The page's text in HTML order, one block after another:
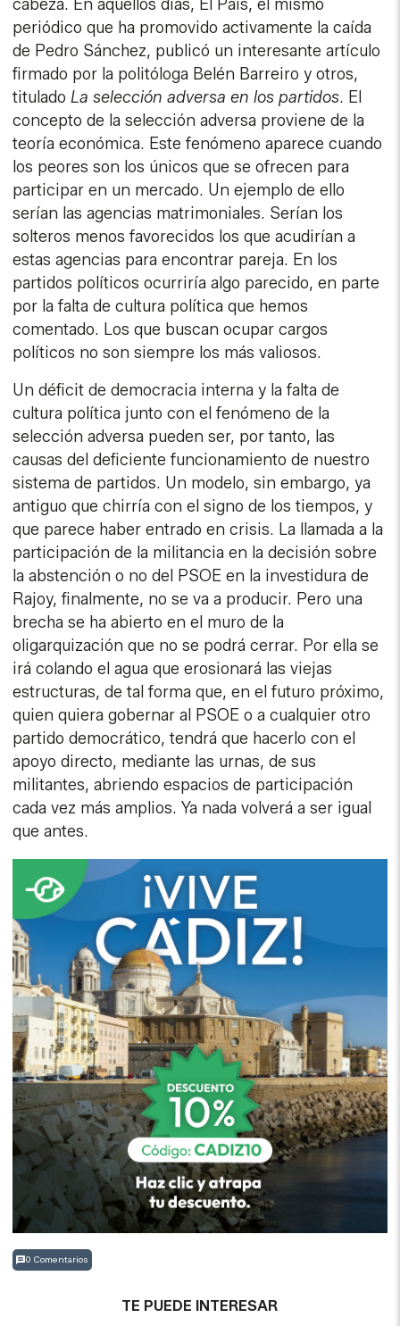
cabeza. En aquellos días, El País, el mismo
periódico que ha promovido activamente la caída
de Pedro Sánchez, publicó un interesante artículo
firmado por la politóloga Belén Barreiro y otros,
tituladoLa selección adversa en los partidos. El
concepto de la selección adversa proviene de la
teoría económica. Este fenómeno aparece cuando
los peores son los únicos que se ofrecen para
participar en un mercado. Un ejemplo de ello
serían las agencias matrimoniales. Serían los
solteros menos favorecidos los que acudirían a
estas agencias para encontrar pareja. En los
partidos políticos ocurriría algo parecido, en parte
por la falta de cultura política que hemos
comentado. Los que buscan ocupar cargos
políticos no son siempre los más valiosos.
Un déficit de democracia interna y la falta de
cultura política junto con el fenómeno de la
selección adversa pueden ser, por tanto, las
causas del deficiente funcionamiento de nuestro
sistema de partidos. Un modelo, sin embargo, ya
antiguo que chirría con el signo de los tiempos, y
que parece haber entrado en crisis. La llamada a la
participación de la militancia en la decisión sobre
la abstención o no del PSOE en la investidura de
Rajoy, finalmente, no se va a producir. Pero una
brecha se ha abierto en el muro de la
oligarquización que no se podrá cerrar. Por ella se
irá colando el agua que erosionará las viejas
estructuras, de tal forma que, en el futuro próximo,
quien quiera gobernar al PSOE o a cualquier otro
partido democrático, tendrá que hacerlo con el
apoyo directo, mediante las urnas, de sus
militantes, abriendo espacios de participación
cada vez más amplios. Ya nada volverá a ser igual
que antes.
0 Comentarios
TE PUEDE INTERESAR